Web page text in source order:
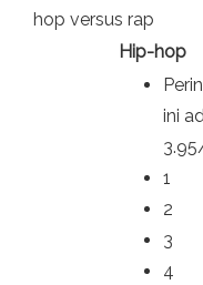
hop versus rap
Hip-hop
ini
1
2
3
4